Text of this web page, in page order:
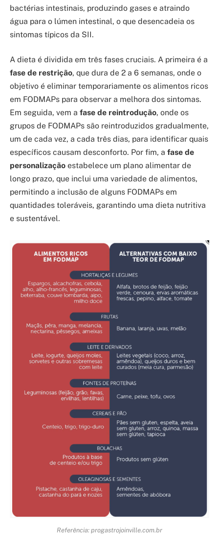
bactérias intestinais, produzindo gases e atraindo
água para o lúmen intestinal, o que desencadeia os
sintomas típicos da SII.
A dieta é dividida em três fases cruciais. A primeira é a
fase de restrição, que dura de 2 a 6 semanas, onde o
objetivo é eliminar temporariamente os alimentos ricos
em FODMAPs para observar a melhora dos sintomas.
Em seguida, vem a fase de reintrodução, onde os
grupos de FODMAPs são reintroduzidos gradualmente,
um de cada vez, a cada três dias, para identificar quais
específicos causam desconforto. Por fim, a fase de
personalização estabelece um plano alimentar de
longo prazo, que inclui uma variedade de alimentos,
permitindo a inclusão de alguns FODMAPs em
quantidades toleráveis, garantindo uma dieta nutritiva
e sustentável.
Referência: progastrojoinville.com.br